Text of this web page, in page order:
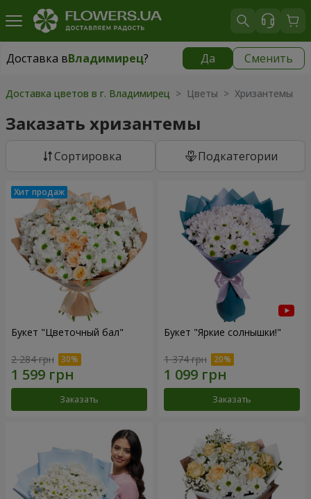
Доставка вВладимирец? Да Сменить
Доставка вВладимирец|
Доставка цветов в г. Владимирец > Цветы > Хризантемы
Заказать хризантемы
Cортировка Подкатегории
Букет "Цветочный бал"
2 284 грн
Заказать
Букет "Яркие солнышки!"
1 374 грн
Заказать